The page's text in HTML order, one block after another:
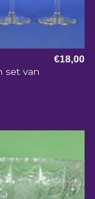
set van
€18,00